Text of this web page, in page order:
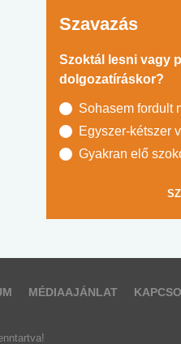
Szavazás
Szoktál lesni vagy
dolgozatíráskor?
Sohasem fordult
Egyszer-kétszer
Gyakran elő
MÉDIAAJÁNLAT